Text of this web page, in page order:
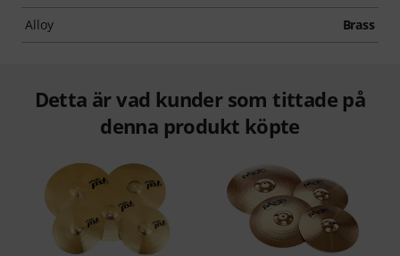
Alloy Brass
Detta är vad kunder som tittade på
denna produkt köpte